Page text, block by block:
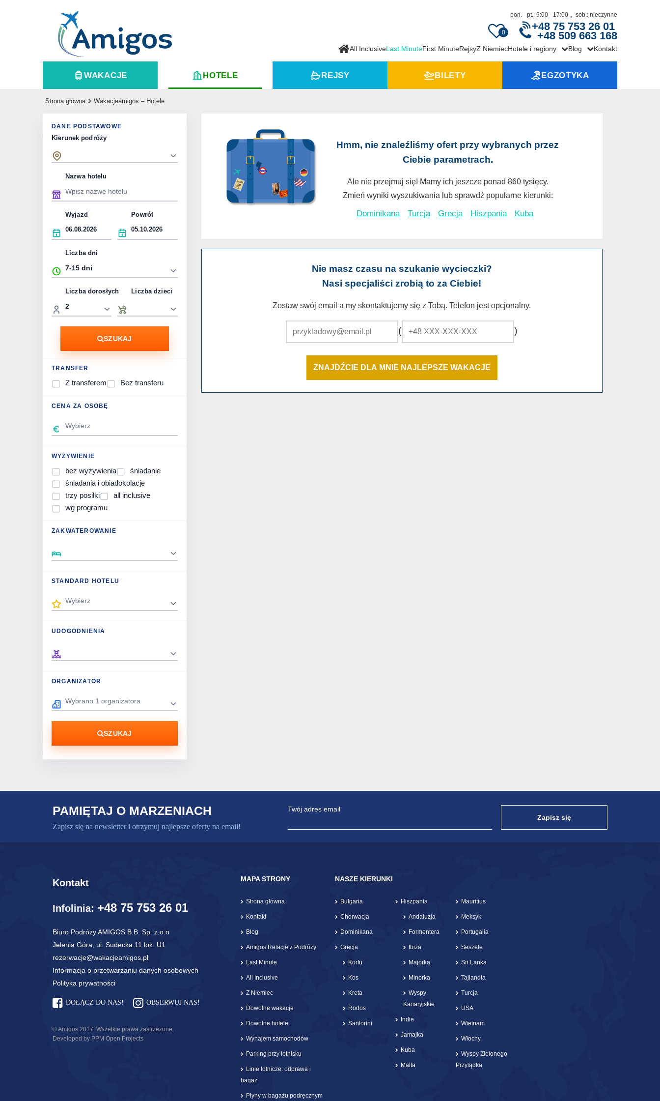
0
pon. - pt.: 9:00 - 17:00 , sob.: nieczynne
+48 75 753 26 01
+48 509 663 168
All InclusiveLast MinuteFirst MinuteRejsyZ NiemiecHotele i regiony Blog Kontakt
WAKACJE HOTELE REJSY BILETY EGZOTYKA
Strona główna Wakacjeamigos – Hotele
DANE PODSTAWOWE
Kierunek podróży
Nazwa hotelu
Wyjazd Powrót
Liczba dni
Liczba dorosłych Liczba dzieci
SZUKAJ
TRANSFER
Z transferem Bez transferu
CENA ZA OSOBĘ
WYŻYWIENIE
bez wyżywienia
śniadanie
śniadania i obiadokolacje
trzy posiłki
all inclusive
wg programu
ZAKWATEROWANIE
STANDARD HOTELU
UDOGODNIENIA
ORGANIZATOR
SZUKAJ
Hmm, nie znaleźliśmy ofert przy wybranych przez
Ciebie parametrach.
Ale nie przejmuj się! Mamy ich jeszcze ponad 860 tysięcy.
Zmień wyniki wyszukiwania lub sprawdź popularne kierunki:
Dominikana Turcja Grecja Hiszpania Kuba
Nie masz czasu na szukanie wycieczki?
Nasi specjaliści zrobią to za Ciebie!
Zostaw swój email a my skontaktujemy się z Tobą. Telefon jest opcjonalny.
( )
ZNAJDŹCIE DLA MNIE NAJLEPSZE WAKACJE
PAMIĘTAJ O MARZENIACH
Zapisz się na newsletter i otrzymuj najlepsze oferty na email!
Twój adres email
Zapisz się
Kontakt
Infolinia: +48 75 753 26 01
Biuro Podróży AMIGOS B.B. Sp. z.o.o
Jelenia Góra, ul. Sudecka 11 lok. U1
rezerwacje@wakacjeamigos.pl
Informacja o przetwarzaniu danych osobowych
Polityka prywatności
DOŁĄCZ DO NAS! OBSERWUJ NAS!
© Amigos 2017. Wszelkie prawa zastrzeżone.
Developed by PPM Open Projects
MAPA STRONY
Strona główna
Kontakt
Blog
Amigos Relacje z Podróży
Last Minute
All Inclusive
Z Niemiec
Dowolne wakacje
Dowolne hotele
Wynajem samochodów
Parking przy lotnisku
Linie lotnicze: odprawa i
bagaż
Płyny w bagażu podręcznym
NASZE KIERUNKI
Bułgaria
Chorwacja
Dominikana
Grecja
Korfu
Kos
Kreta
Rodos
Santorini
Hiszpania
Andaluzja
Formentera
Ibiza
Majorka
Minorka
Wyspy
Kanaryjskie
Indie
Jamajka
Kuba
Malta
Mauritius
Meksyk
Portugalia
Seszele
Sri Lanka
Tajlandia
Turcja
USA
Wietnam
Włochy
Wyspy Zielonego
Przylądka